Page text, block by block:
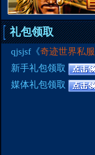
礼包领取
qjsjsf《奇迹世界私服
新手礼包领取
媒体礼包领取